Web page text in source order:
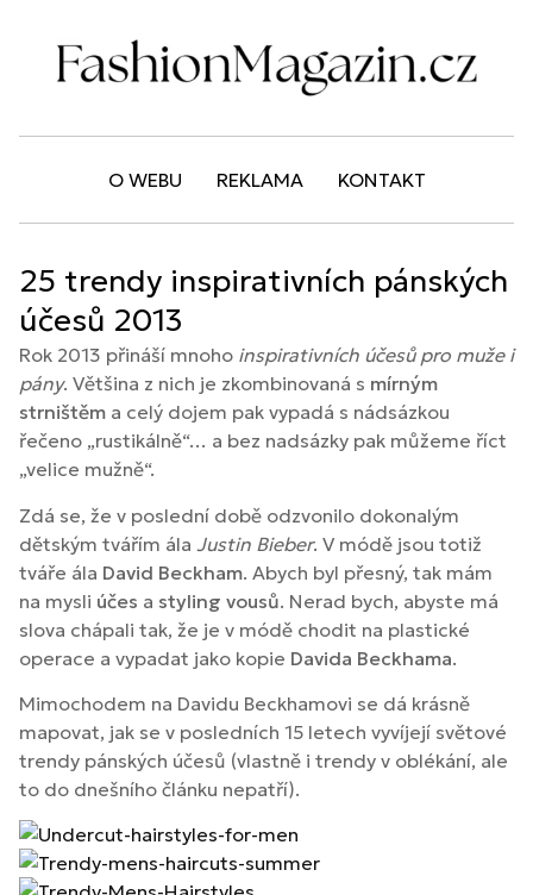
O WEBU REKLAMA KONTAKT
25 trendy inspirativních pánských
účesů 2013
Rok 2013 přináší mnoho inspirativních účesů pro muže i
pány. Většina z nich je zkombinovaná s mírným
strništěm a celý dojem pak vypadá s nádsázkou
řečeno „rustikálně“… a bez nadsázky pak můžeme říct
„velice mužně“.
Zdá se, že v poslední době odzvonilo dokonalým
dětským tvářím ála Justin Bieber. V módě jsou totiž
tváře ála David Beckham. Abych byl přesný, tak mám
na mysli účes a styling vousů. Nerad bych, abyste má
slova chápali tak, že je v módě chodit na plastické
operace a vypadat jako kopie Davida Beckhama.
Mimochodem na Davidu Beckhamovi se dá krásně
mapovat, jak se v posledních 15 letech vyvíjejí světové
trendy pánských účesů (vlastně i trendy v oblékání, ale
to do dnešního článku nepatří).